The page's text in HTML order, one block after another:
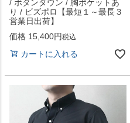
/ ボタンダウン / 胸ポケットあ
り / ビズポロ【最短１～最長３
営業日出荷】
価格 15,400 税込
カートに入れる